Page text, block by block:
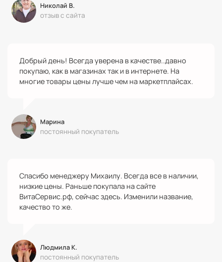
Николай В.
отзыв с сайта
Добрый день! Всегда уверена в качестве..давно
покупаю, как в магазинах так и в интернете. На
многие товары цены лучше чем на маркетплайсах.
Марина
постоянный покупатель
Спасибо менеджеру Михаилу. Всегда все в наличии,
низкие цены. Раньше покупала на сайте
ВитаСервис.рф, сейчас здесь. Изменили название,
качество то же.
Людмила К.
постоянный покупатель